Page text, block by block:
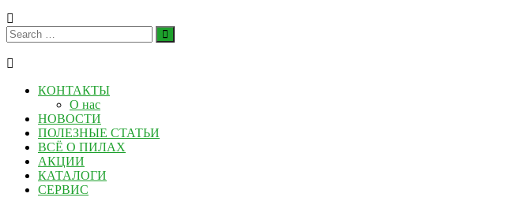
КОНТАКТЫ
О нас
НОВОСТИ
ПОЛЕЗНЫЕ СТАТЬИ
ВСЁ О ПИЛАХ
АКЦИИ
КАТАЛОГИ
СЕРВИС